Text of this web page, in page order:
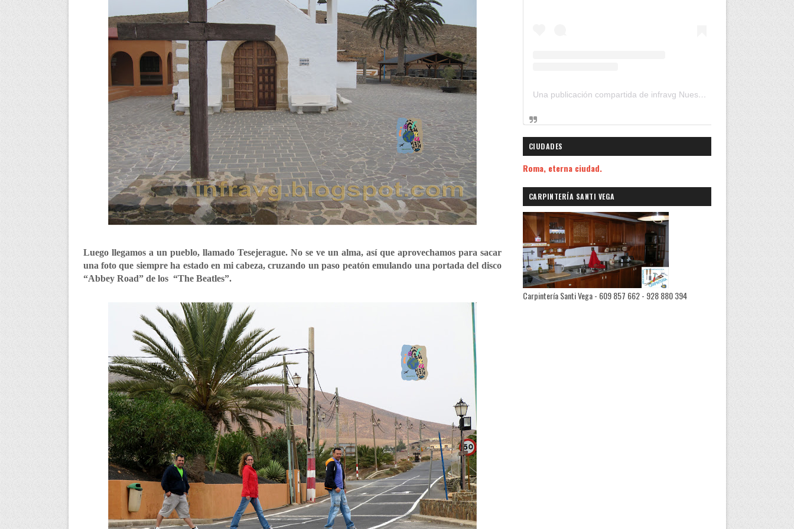
Luego llegamos a un pueblo, llamado Tesejerague. No se ve un alma, así que aprovechamos para sacar
una foto que siempre ha estado en mi cabeza, cruzando un paso peatón emulando una portada del disco
“Abbey Road” de los “The Beatles”.
Una publicación compartida de infravg Nuestros Viajes (@infravg)
CIUDADES
Roma, eterna ciudad.
CARPINTERÍA SANTI VEGA
Carpintería Santi Vega - 609 857 662 - 928 880 394